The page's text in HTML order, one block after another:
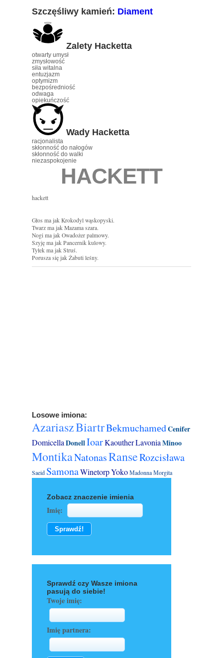
Szczęśliwy kamień: Diament
Zalety Hacketta
otwarty umysł
zmysłowość
siła witalna
entuzjazm
optymizm
bezpośredniość
odwaga
opiekuńczość
Wady Hacketta
racjonalista
skłonność do nałogów
skłonność do walki
niezaspokojenie
HACKETT
hackett
Głos ma jak Krokodyl wąskopyski.
Twarz ma jak Mazama szara.
Nogi ma jak Owadożer palmowy.
Szyję ma jak Pancernik kulowy.
Tyłek ma jak Struś.
Porusza się jak Żabuti leśny.
Losowe imiona:
AzariaszBiartrBеkmuchamеdCenifer
DomicellaDonellIoarKaoutherLavoniaMinoo
MontikaNatonasRanseRozcisława
Saeid SamonaWinetorpYokoМadonnaМorgita
Zobacz znaczenie imienia
Imię:
Sprawdź czy Wasze imiona
pasują do siebie!
Twoje imię:
Imię partnera: